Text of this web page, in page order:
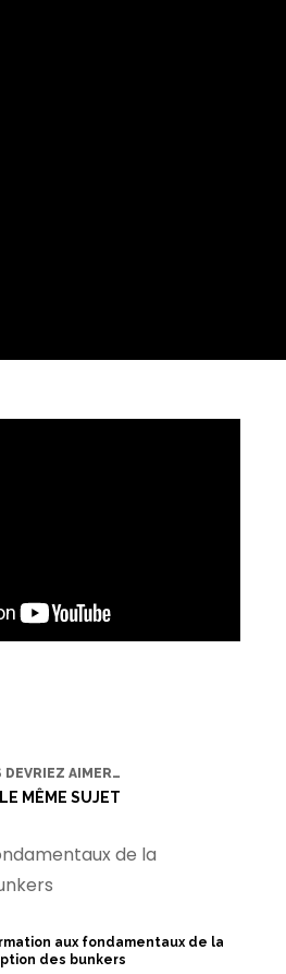
DEVRIEZ AIMER…
MÊME SUJET
aux fondamentaux de la
des bunkers